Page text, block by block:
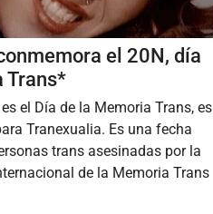
el 20N, día
Trans*
el Día de la Memoria Trans, es
Tranexualia. Es una fecha
trans asesinadas por la
de la Memoria Trans